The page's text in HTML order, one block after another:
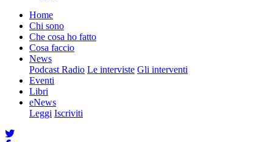
Home
Chi sono
Che cosa ho fatto
Cosa faccio
News
Podcast Radio Le interviste Gli interventi
Eventi
Libri
eNews
Leggi Iscriviti